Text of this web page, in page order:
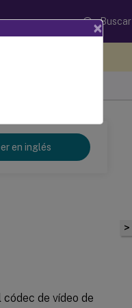
Buscar
en inglés
de vídeo de
>
×